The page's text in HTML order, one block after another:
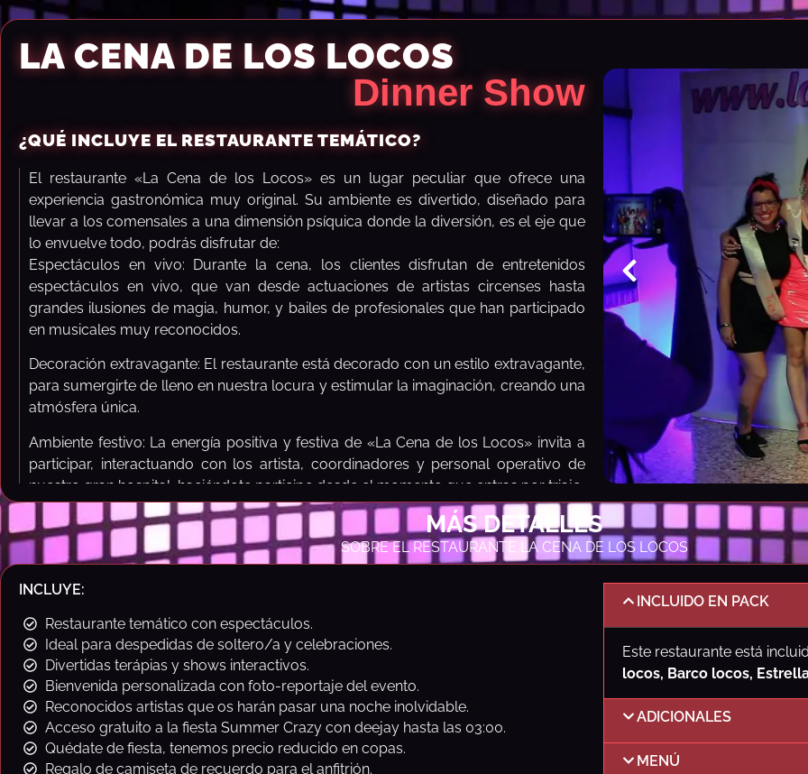
LA CENA DE LOS LOCOS
Dinner Show
¿QUÉ INCLUYE EL RESTAURANTE TEMÁTICO?
El restaurante «La Cena de los Locos» es un lugar peculiar que ofrece una
experiencia gastronómica muy original. Su ambiente es divertido, diseñado para
llevar a los comensales a una dimensión psíquica donde la diversión, es el eje que
lo envuelve todo, podrás disfrutar de:
Espectáculos en vivo: Durante la cena, los clientes disfrutan de entretenidos
espectáculos en vivo, que van desde actuaciones de artistas circenses hasta
grandes ilusiones de magia, humor, y bailes de profesionales que han participado
en musicales muy reconocidos.
Decoración extravagante: El restaurante está decorado con un estilo extravagante,
para sumergirte de lleno en nuestra locura y estimular la imaginación, creando una
atmósfera única.
Ambiente festivo: La energía positiva y festiva de «La Cena de los Locos» invita a
participar, interactuando con los artista, coordinadores y personal operativo de
nuestro gran hospital, haciéndote participe desde el momento que entras por triaje.
Atención al detalle: Cada aspecto de la experiencia en «La Cena de los Locos» está
cuidadosamente diseñado para sorprender y mostrar a nuestros clientes que ellos
son lo más importante, desde la presentación de los personajes, así como la
música ambiental.
Interacción con los clientes: Los artistas y el personal del restaurante fomentan la
interacción, creando un ambiente cálido y acogedor donde todos se sienten
bienvenidos.
Indudablemente, «La Cena de los Locos» emerge como el restaurante temático
más destacado de la Comunidad Valenciana. Contamos con un respaldo
incomparable de talentos, que abarca desde artistas hasta coordinadores,
personal de cocina y seguridad. Esta extraordinaria capacidad de trabajo en
MÁS DETALLES
SOBRE EL RESTAURANTE LA CENA DE LOS LOCOS
INCLUYE:
Restaurante temático con espectáculos.
Ideal para despedidas de soltero/a y celebraciones.
Divertidas terápias y shows interactivos.
Bienvenida personalizada con foto-reportaje del evento.
Reconocidos artistas que os harán pasar una noche inolvidable.
Acceso gratuito a la fiesta Summer Crazy con deejay hasta las 03:00.
Quédate de fiesta, tenemos precio reducido en copas.
Regalo de camiseta de recuerdo para el anfitrión.
INCLUIDO EN PACK
Este restaurante está
locos, Barco locos,
ADICIONALES
MENÚ